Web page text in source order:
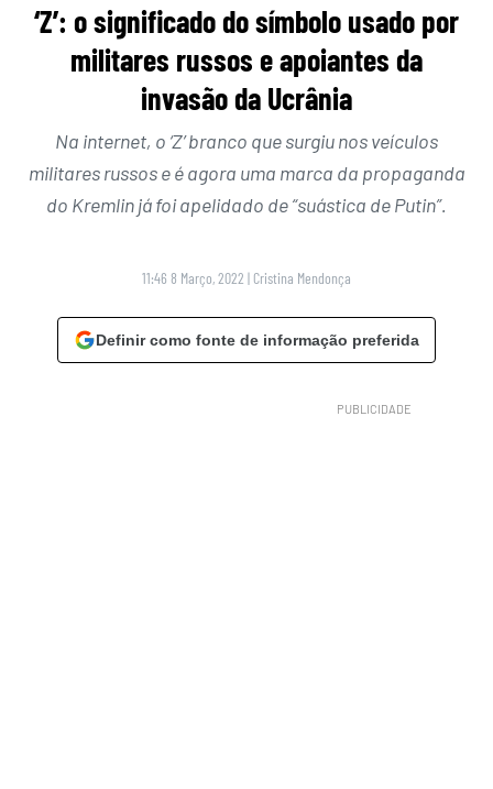
‘Z’: o significado do símbolo usado por
militares russos e apoiantes da
invasão da Ucrânia
Na internet, o ‘Z’ branco que surgiu nos veículos
militares russos e é agora uma marca da propaganda
do Kremlin já foi apelidado de “suástica de Putin”.
11:46 8 Março, 2022 | Cristina Mendonça
Definir como fonte de informação preferida